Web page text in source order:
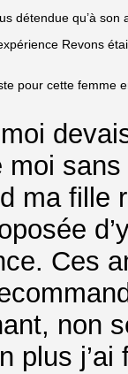
détendue qu’à
Revons
pour cette femme
ma fille
Ces
non
plus